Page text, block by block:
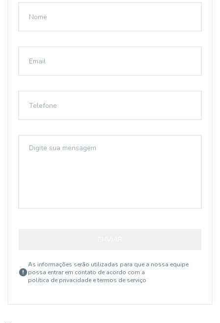
As informações serão utilizadas para que a nossa equipe
possa entrar em contato de acordo com a
política de privacidade e termos de serviço